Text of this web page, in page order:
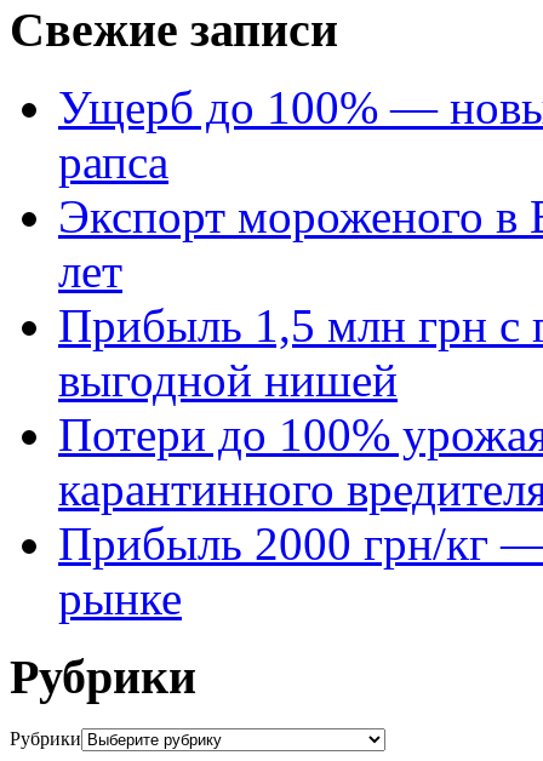
Свежие записи
Ущерб до 100% —
рапса
Экспорт мороженого в
лет
Прибыль 1,5 млн грн с
выгодной нишей
Потери до 100%
карантинного
Прибыль 2000 грн/кг —
рынке
Рубрики
Рубрики